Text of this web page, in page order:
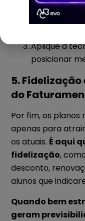
Analise a
Aplique a
posicionar
5.
do
Por fim, os planos
apenas para
os atuais. É aqui
fidelização,
desconto,
alunos que
Quando bem
geram